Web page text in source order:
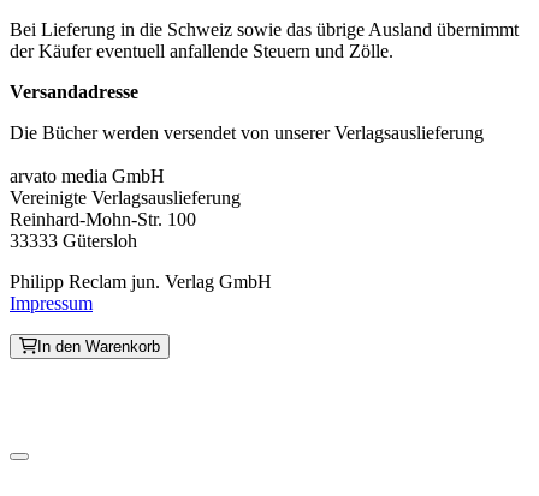
Bei Lieferung in die Schweiz sowie das übrige Ausland übernimmt
der Käufer eventuell anfallende Steuern und Zölle.
Versandadresse
Die Bücher werden versendet von unserer Verlagsauslieferung
arvato media GmbH
Vereinigte Verlagsauslieferung
Reinhard-Mohn-Str. 100
33333 Gütersloh
Philipp Reclam jun. Verlag GmbH
Impressum
In den Warenkorb